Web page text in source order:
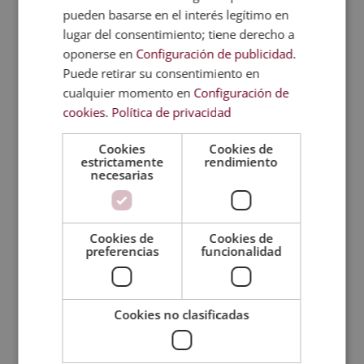
Temario
Valoraciones (0)
TAMBIÉN TE
RECOMENDAMOS
pueden basarse en el interés legítimo en
lugar del consentimiento; tiene derecho a
oponerse en Configuración de publicidad.
Puede retirar su consentimiento en
cualquier momento en Configuración de
cookies. Política de privacidad
Cookies
estrictamente
necesarias
Cookies de
rendimiento
Cookies de
preferencias
Cookies de
funcionalidad
Cookies no clasificadas